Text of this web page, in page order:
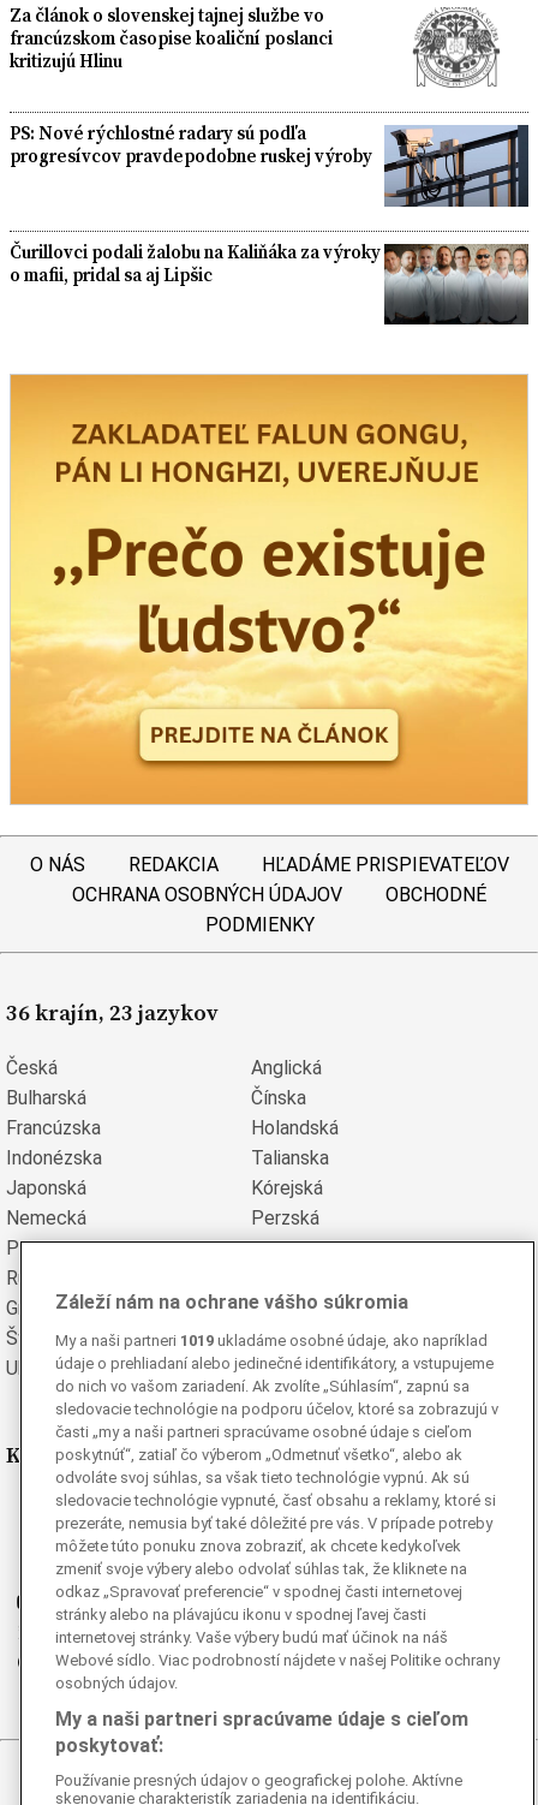
Za článok o slovenskej tajnej službe vo
francúzskom časopise koaliční poslanci
kritizujú Hlinu
PS: Nové rýchlostné radary sú podľa
progresívcov pravdepodobne ruskej výroby
Čurillovci podali žalobu na Kaliňáka za výroky
o mafii, pridal sa aj Lipšic
O NÁS REDAKCIA
HĽADÁME PRISPIEVATEĽOV
OCHRANA OSOBNÝCH ÚDAJOV
OBCHODNÉ
PODMIENKY
36 krajín, 23 jazykov
Česká
Anglická
Bulharská
Čínska
Francúzska
Holandská
Indonézska
Talianska
Japonská
Kórejská
Nemecká
Perzská
Poľská
Portugalská
Rumunská
Grécka
Španielska
Švédska
Turecká
Ukrajinská
Vietnamská
Kde nás nájdete
Facebook
Instagram
Ganjing
Youtube
Twitter
Telegram
RSS
© 2026 Epoch Times Slovensko
Záleží nám na ochrane vášho súkromia
My a naši partneri 1019 ukladáme osobné údaje, ako napríklad
údaje o prehliadaní alebo jedinečné identifikátory, a vstupujeme
do nich vo vašom zariadení. Ak zvolíte „Súhlasím“, zapnú sa
sledovacie technológie na podporu účelov, ktoré sa zobrazujú v
časti „my a naši partneri spracúvame osobné údaje s cieľom
poskytnúť“, zatiaľ čo výberom „Odmetnuť všetko“, alebo ak
odvoláte svoj súhlas, sa však tieto technológie vypnú. Ak sú
sledovacie technológie vypnuté, časť obsahu a reklamy, ktoré si
prezeráte, nemusia byť také dôležité pre vás. V prípade potreby
môžete túto ponuku znova zobraziť, ak chcete kedykoľvek
zmeniť svoje výbery alebo odvolať súhlas tak, že kliknete na
odkaz „Spravovať preferencie“ v spodnej časti internetovej
stránky alebo na plávajúcu ikonu v spodnej ľavej časti
internetovej stránky. Vaše výbery budú mať účinok na náš
Webové sídlo. Viac podrobností nájdete v našej Politike ochrany
osobných údajov.
My a naši partneri spracúvame údaje s cieľom
poskytovať:
Používanie presných údajov o geografickej polohe. Aktívne
skenovanie charakteristík zariadenia na identifikáciu.